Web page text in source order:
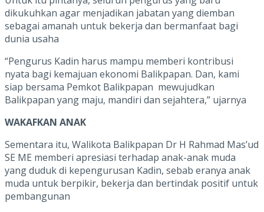
dikukuhkan agar menjadikan jabatan yang diemban
sebagai amanah untuk bekerja dan bermanfaat bagi
dunia usaha
“Pengurus Kadin harus mampu memberi kontribusi
nyata bagi kemajuan ekonomi Balikpapan. Dan, kami
siap bersama Pemkot Balikpapan mewujudkan
Balikpapan yang maju, mandiri dan sejahtera,” ujarnya
WAKAFKAN ANAK
Sementara itu, Walikota Balikpapan Dr H Rahmad Mas’ud
SE ME memberi apresiasi terhadap anak-anak muda
yang duduk di kepengurusan Kadin, sebab eranya anak
muda untuk berpikir, bekerja dan bertindak positif untuk
pembangunan